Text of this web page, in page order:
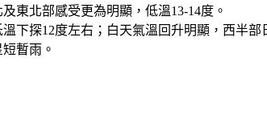
東北部感受更為明顯，低溫13-14度。
探12度左右；白天氣溫回升明顯，西半部
暫雨。